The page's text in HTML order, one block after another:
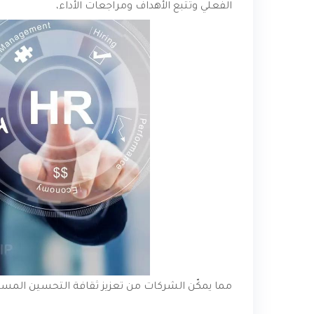
الفعلي وتتبع الأهداف ومراجعات الأداء،
مما يمكّن الشركات من تعزيز ثقافة التحسين